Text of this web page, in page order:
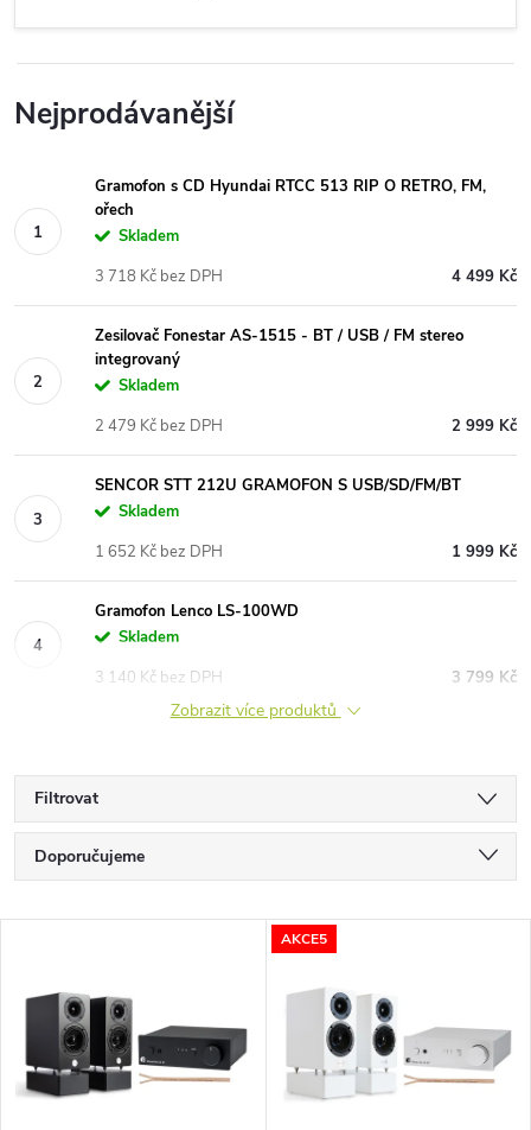
Nejprodávanější
Gramofon s CD Hyundai RTCC 513 RIP O RETRO, FM,
ořech
Skladem
4 499 Kč
3 718 Kč bez DPH
Zesilovač Fonestar AS-1515 - BT / USB / FM stereo
integrovaný
Skladem
2 999 Kč
2 479 Kč bez DPH
SENCOR STT 212U GRAMOFON S USB/SD/FM/BT
Skladem
1 999 Kč
1 652 Kč bez DPH
Gramofon Lenco LS-100WD
Skladem
3 799 Kč
3 140 Kč bez DPH
Zobrazit více produktů
Filtrovat
Ř
a
z
e
n
Doporučujeme
Nejprodávanější
Abecedně
ý
p
AKCE5